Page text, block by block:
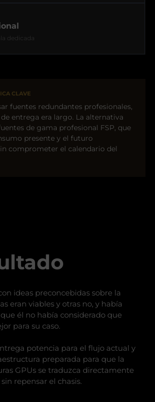
dedicada
CLAVE
fuentes redundantes profesionales,
entrega era largo. La alternativa
de gama profesional FSP, que
presente y el futuro
comprometer el calendario del
ideas preconcebidas sobre la
eran viables y otras no, y había
él no había considerado que
para su caso.
potencia para el flujo actual y
preparada para que la
GPUs se traduzca directamente
repensar el chasis.